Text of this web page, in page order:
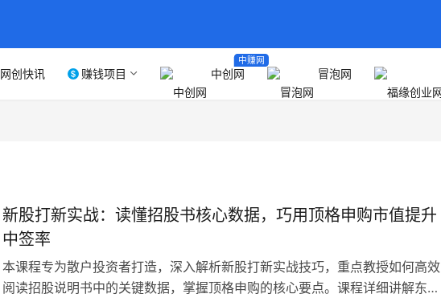
网创快讯 赚钱项目 中创网
中赚网
冒泡网
新股打新实战：读懂招股书核心数据，巧用顶格申购市值提升
中签率
本课程专为散户投资者打造，深入解析新股打新实战技巧，重点教授如何高效
阅读招股说明书中的关键数据，掌握顶格申购的核心要点。课程详细讲解东方